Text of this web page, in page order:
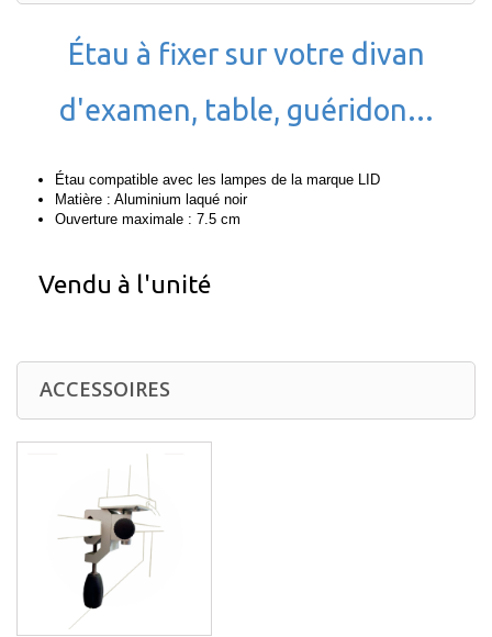
Étau à fixer sur votre divan
d'examen, table, guéridon...
Étau compatible avec les lampes de la marque LID
Matière : Aluminium laqué noir
Ouverture maximale : 7.5 cm
Vendu à l'unité
ACCESSOIRES